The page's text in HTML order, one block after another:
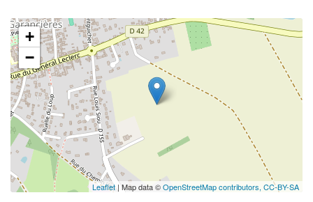
+
−
Leaflet| Map data ©OpenStreetMap contributors, CC-BY-SA